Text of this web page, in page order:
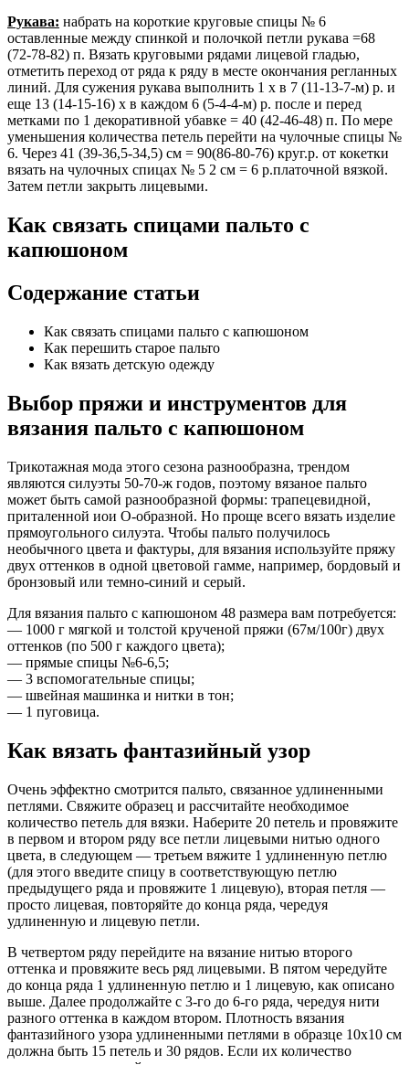
Рукава: набрать на короткие круговые спицы № 6
оставленные между спинкой и полочкой петли рукава =68
(72-78-82) п. Вязать круговыми рядами лицевой гладью,
отметить переход от ряда к ряду в месте окончания регланных
линий. Для сужения рукава выполнить 1 х в 7 (11-13-7-м) р. и
еще 13 (14-15-16) х в каждом 6 (5-4-4-м) р. после и перед
метками по 1 декоративной убавке = 40 (42-46-48) п. По мере
уменьшения количества петель перейти на чулочные спицы №
6. Через 41 (39-36,5-34,5) cм = 90(86-80-76) круг.р. от кокетки
вязать на чулочных спицах № 5 2 см = 6 р.платочной вязкой.
Затем петли закрыть лицевыми.
Как связать спицами пальто с
капюшоном
Содержание статьи
Как связать спицами пальто с капюшоном
Как перешить старое пальто
Как вязать детскую одежду
Выбор пряжи и инструментов для
вязания пальто с капюшоном
Трикотажная мода этого сезона разнообразна, трендом
являются силуэты 50-70-ж годов, поэтому вязаное пальто
может быть самой разнообразной формы: трапецевидной,
приталенной иои О-образной. Но проще всего вязать изделие
прямоугольного силуэта. Чтобы пальто получилось
необычного цвета и фактуры, для вязания используйте пряжу
двух оттенков в одной цветовой гамме, например, бордовый и
бронзовый или темно-синий и серый.
Для вязания пальто с капюшоном 48 размера вам потребуется:
— 1000 г мягкой и толстой крученой пряжи (67м/100г) двух
оттенков (по 500 г каждого цвета);
— прямые спицы №6-6,5;
— 3 вспомогательные спицы;
— швейная машинка и нитки в тон;
— 1 пуговица.
Как вязать фантазийный узор
Очень эффектно смотрится пальто, связанное удлиненными
петлями. Свяжите образец и рассчитайте необходимое
количество петель для вязки. Наберите 20 петель и провяжите
в первом и втором ряду все петли лицевыми нитью одного
цвета, в следующем — третьем вяжите 1 удлиненную петлю
(для этого введите спицу в соответствующую петлю
предыдущего ряда и провяжите 1 лицевую), вторая петля —
просто лицевая, повторяйте до конца ряда, чередуя
удлиненную и лицевую петли.
В четвертом ряду перейдите на вязание нитью второго
оттенка и провяжите весь ряд лицевыми. В пятом чередуйте
до конца ряда 1 удлиненную петлю и 1 лицевую, как описано
выше. Далее продолжайте с 3-го до 6-го ряда, чередуя нити
разного оттенка в каждом втором. Плотность вязания
фантазийного узора удлиненными петлями в образце 10х10 см
должна быть 15 петель и 30 рядов. Если их количество